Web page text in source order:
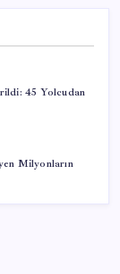
45 Yolcudan
Milyonların